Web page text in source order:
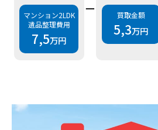
マンション2LDK
遺品整理費用
7,5万円
ー 買取金額
5,3万円